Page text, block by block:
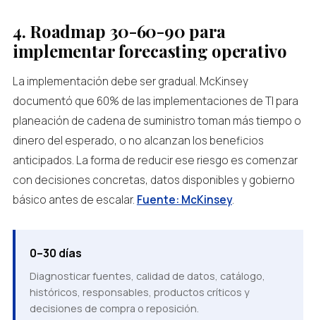
4. Roadmap 30-60-90 para
implementar forecasting operativo
La implementación debe ser gradual. McKinsey
documentó que 60% de las implementaciones de TI para
planeación de cadena de suministro toman más tiempo o
dinero del esperado, o no alcanzan los beneficios
anticipados. La forma de reducir ese riesgo es comenzar
con decisiones concretas, datos disponibles y gobierno
básico antes de escalar. Fuente: McKinsey.
0–30 días
Diagnosticar fuentes, calidad de datos, catálogo,
históricos, responsables, productos críticos y
decisiones de compra o reposición.